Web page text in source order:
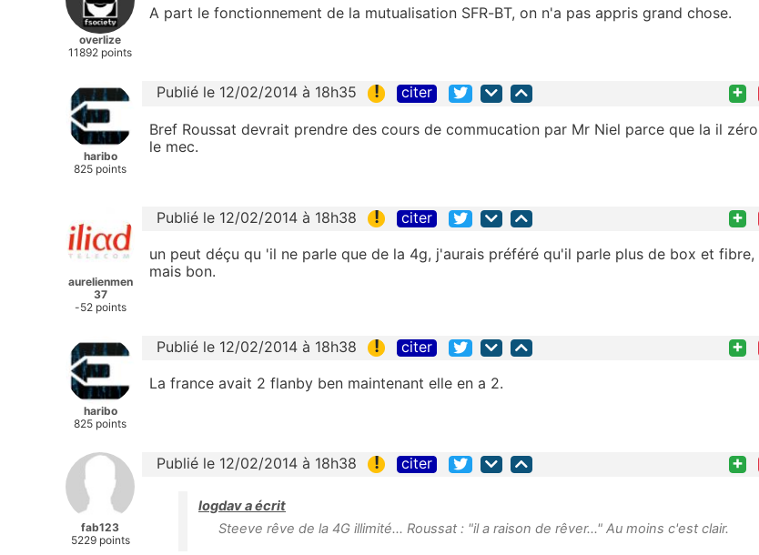
overlize
11892 points
A part le fonctionnement de la mutualisation SFR-BT, on n'a pas appris grand chose.
haribo
825 points
Publié le 12/02/2014 à 18h35 ! citer +
Bref Roussat devrait prendre des cours de commucation par Mr Niel parce que la il zéro
le mec.
aurelienmen
37
-52 points
Publié le 12/02/2014 à 18h38 ! citer +
un peut déçu qu 'il ne parle que de la 4g, j'aurais préféré qu'il parle plus de box et fibre,
mais bon.
haribo
825 points
Publié le 12/02/2014 à 18h38 ! citer +
La france avait 2 flanby ben maintenant elle en a 2.
fab123
5229 points
Publié le 12/02/2014 à 18h38 ! citer +
logdav a écrit
Steeve rêve de la 4G illimité... Roussat : "il a raison de rêver..." Au moins c'est clair.